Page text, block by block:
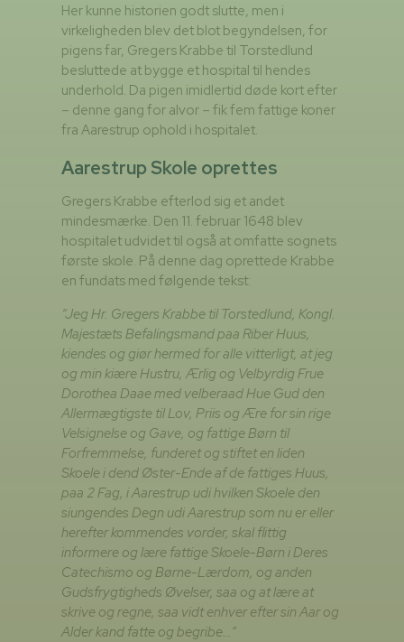
Her kunne historien godt slutte, men i
virkeligheden blev det blot begyndelsen, for
pigens far, Gregers Krabbe til Torstedlund
besluttede at bygge et hospital til hendes
underhold. Da pigen imidlertid døde kort efter
– denne gang for alvor – fik fem fattige koner
fra Aarestrup ophold i hospitalet.
Aarestrup Skole oprettes
Gregers Krabbe efterlod sig et andet
mindesmærke. Den 11. februar 1648 blev
hospitalet udvidet til også at omfatte sognets
første skole. På denne dag oprettede Krabbe
en fundats med følgende tekst:
“Jeg Hr. Gregers Krabbe til Torstedlund, Kongl.
Majestæts Befalingsmand paa Riber Huus,
kiendes og giør hermed for alle vitterligt, at jeg
og min kiære Hustru, Ærlig og Velbyrdig Frue
Dorothea Daae med velberaad Hue Gud den
Allermægtigste til Lov, Priis og Ære for sin rige
Velsignelse og Gave, og fattige Børn til
Forfremmelse, funderet og stiftet en liden
Skoele i dend Øster-Ende af de fattiges Huus,
paa 2 Fag, i Aarestrup udi hvilken Skoele den
siungendes Degn udi Aarestrup som nu er eller
herefter kommendes vorder, skal flittig
informere og lære fattige Skoele-Børn i Deres
Catechismo og Børne-Lærdom, og anden
Gudsfrygtigheds Øvelser, saa og at lære at
skrive og regne, saa vidt enhver efter sin Aar og
Alder kand fatte og begribe…”